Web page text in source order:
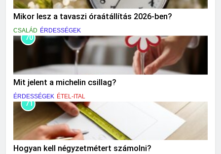
Mikor lesz a tavaszi óraátállítás 2026-ben?
CSALÁD ÉRDESSÉGEK
70
Mit jelent a michelin csillag?
ÉRDESSÉGEK ÉTEL-ITAL
71
Hogyan kell négyzetmétert számolni?